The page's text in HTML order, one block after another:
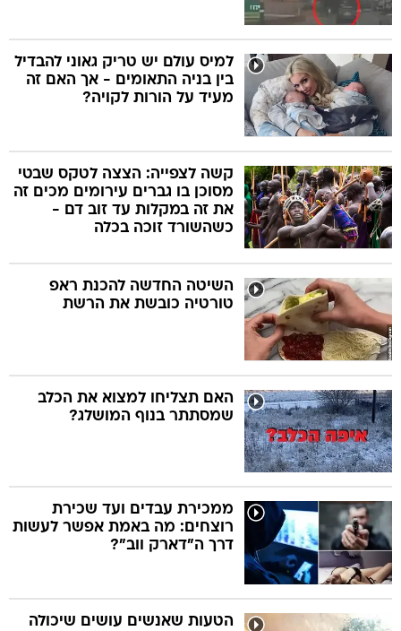
למיס עולם יש טריק גאוני להבדיל
בין בניה התאומים - אך האם זה
מעיד על הורות לקויה?
קשה לצפייה: הצצה לטקס שבטי
מסוכן בו גברים עירומים מכים זה
את זה במקלות עד זוב דם -
כשהשורד זוכה בכלה
השיטה החדשה להכנת ראפ
טורטיה כובשת את הרשת
האם תצליחו למצוא את הכלב
שמסתתר בנוף המושלג?
ממכירת עבדים ועד שכירת
רוצחים: מה באמת אפשר לעשות
דרך ה"דארק ווב"?
הטעות שאנשים עושים שיכולה